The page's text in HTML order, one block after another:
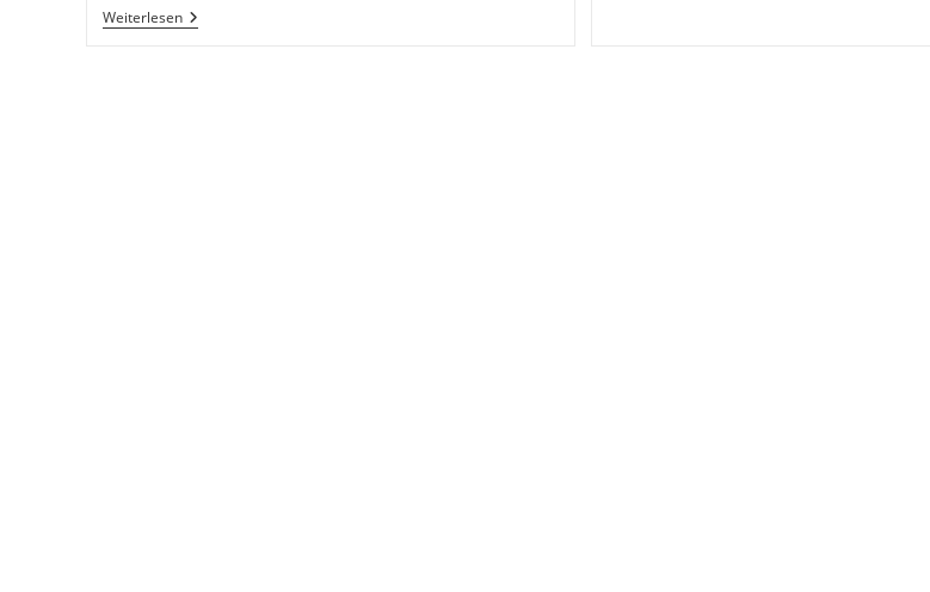
WeiterlesenPerwoll
Color